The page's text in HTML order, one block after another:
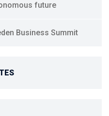
future
Business Summit